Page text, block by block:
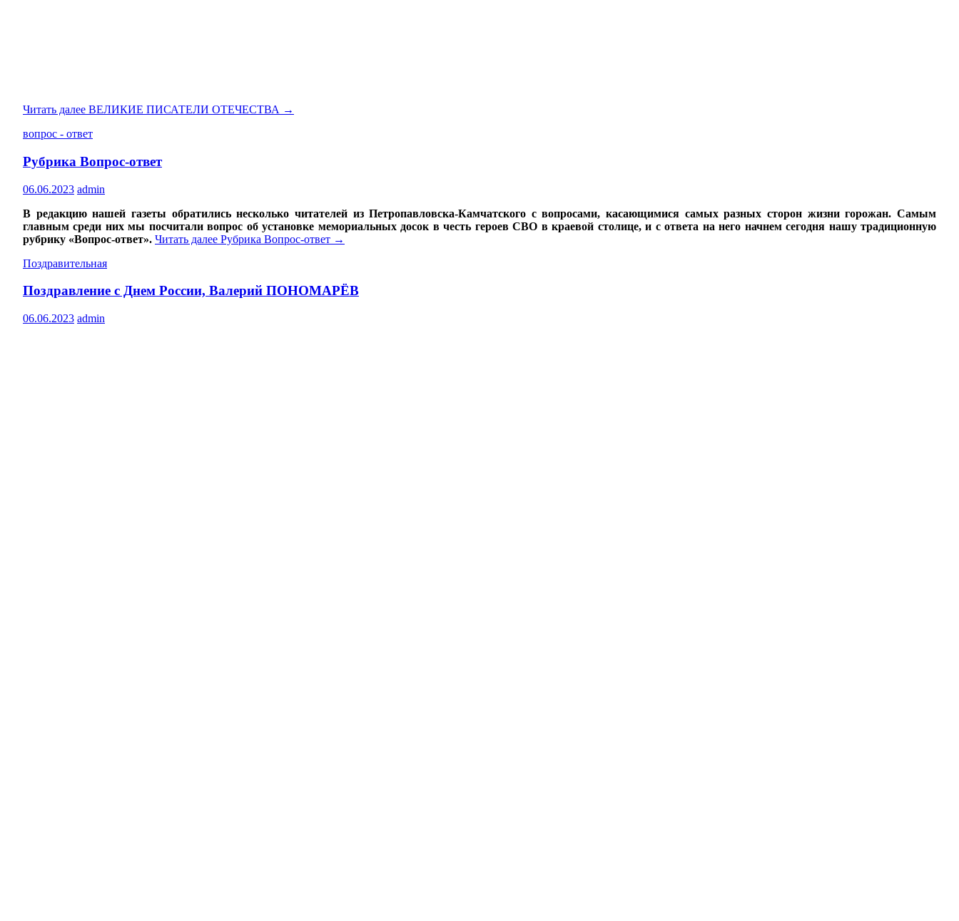
Читать далее ВЕЛИКИЕ ПИСАТЕЛИ ОТЕЧЕСТВА →
вопрос - ответ
Рубрика Вопрос-ответ
06.06.2023 admin
В редакцию нашей газеты обратились несколько читателей из Петропавловска-Камчатского с вопросами, касающимися самых разных сторон жизни горожан. Самым
главным среди них мы посчитали вопрос об установке мемориальных досок в честь героев СВО в краевой столице, и с ответа на него начнем сегодня нашу традиционную
рубрику «Вопрос-ответ». Читать далее Рубрика Вопрос-ответ →
Поздравительная
Поздравление с Днем России, Валерий ПОНОМАРЁВ
06.06.2023 admin